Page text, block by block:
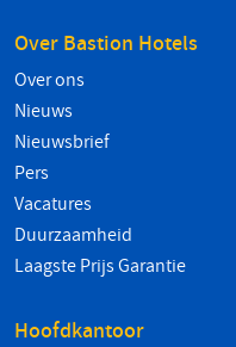
Over Bastion Hotels
Over ons
Nieuws
Nieuwsbrief
Pers
Vacatures
Duurzaamheid
Laagste Prijs Garantie
Hoofdkantoor